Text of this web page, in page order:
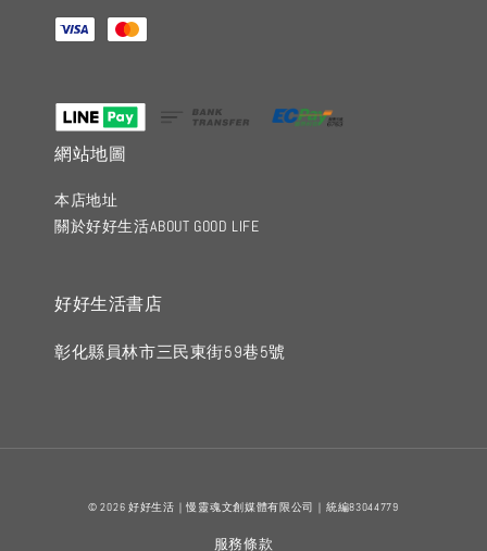
網站地圖
本店地址
關於好好生活ABOUT GOOD LIFE
好好生活書店
彰化縣員林市三民東街59巷5號
© 2026 好好生活｜慢靈魂文創媒體有限公司｜統編83044779
服務條款